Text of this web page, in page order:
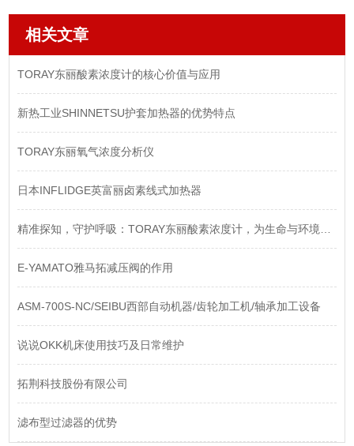
相关文章
TORAY东丽酸素浓度计的核心价值与应用
新热工业SHINNETSU护套加热器的优势特点
TORAY东丽氧气浓度分析仪
日本INFLIDGE英富丽卤素线式加热器
精准探知，守护呼吸：TORAY东丽酸素浓度计，为生命与环境注入安心
E-YAMATO雅马拓减压阀的作用
ASM-700S-NC/​SEIBU西部自动机器/齿轮加工机/轴承加工设备
说说OKK机床使用技巧及日常维护
拓荆科技股份有限公司
滤布型过滤器的优势